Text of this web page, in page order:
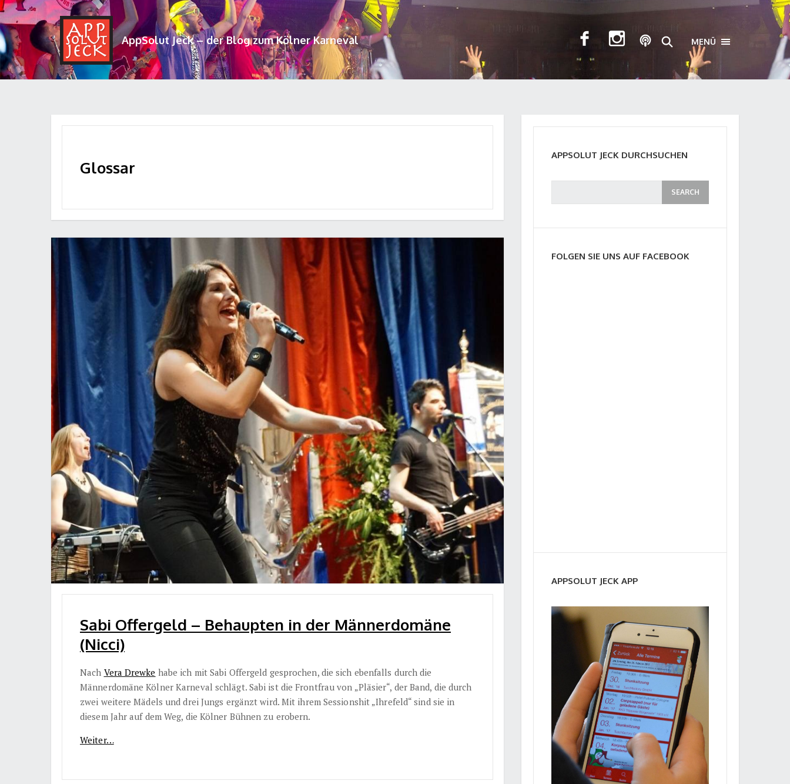
AppSolut Jeck – der Blog zum Kölner Karneval MENÜ TOGGLE
Glossar
Sabi Offergeld – Behaupten in der Männerdomäne
(Nicci)
Nach Vera Drewke habe ich mit Sabi Offergeld gesprochen, die sich ebenfalls durch die
Männerdomäne Kölner Karneval schlägt. Sabi ist die Frontfrau von „Pläsier“, der Band, die durch
zwei weitere Mädels und drei Jungs ergänzt wird. Mit ihrem Sessionshit „Ihrefeld“ sind sie in
diesem Jahr auf dem Weg, die Kölner Bühnen zu erobern.
Weiter…
APPSOLUT JECK DURCHSUCHEN
FOLGEN SIE UNS AUF FACEBOOK
APPSOLUT JECK APP